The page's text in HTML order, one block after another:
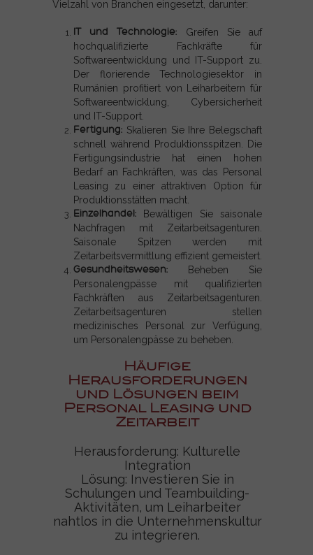
Vielzahl von Branchen eingesetzt, darunter:
IT und Technologie: Greifen Sie auf
hochqualifizierte Fachkräfte für
Softwareentwicklung und IT-Support zu.
Der florierende Technologiesektor in
Rumänien profitiert von Leiharbeitern für
Softwareentwicklung, Cybersicherheit
und IT-Support.
Fertigung: Skalieren Sie Ihre Belegschaft
schnell während Produktionsspitzen. Die
Fertigungsindustrie hat einen hohen
Bedarf an Fachkräften, was das Personal
Leasing zu einer attraktiven Option für
Produktionsstätten macht.
Einzelhandel:
Bewältigen Sie saisonale
Nachfragen mit Zeitarbeitsagenturen.
Saisonale Spitzen werden mit
Zeitarbeitsvermittlung effizient gemeistert.
Gesundheitswesen:
Beheben Sie
Personalengpässe mit qualifizierten
Fachkräften aus Zeitarbeitsagenturen.
Zeitarbeitsagenturen stellen
medizinisches Personal zur Verfügung,
um Personalengpässe zu beheben.
Häufige
Herausforderungen
und Lösungen beim
Personal Leasing und
Zeitarbeit
Herausforderung: Kulturelle
Integration
Lösung: Investieren Sie in
Schulungen und Teambuilding-
Aktivitäten, um Leiharbeiter
nahtlos in die Unternehmenskultur
zu integrieren.